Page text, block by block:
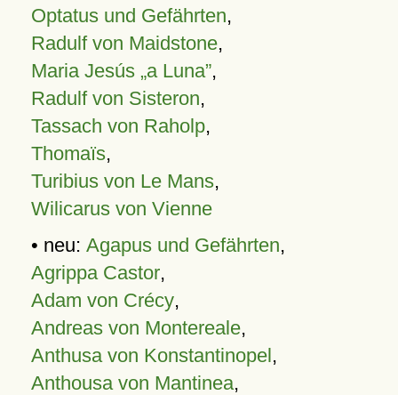
Optatus und Gefährten,
Radulf von Maidstone,
Maria Jesús „a Luna”,
Radulf von Sisteron,
Tassach von Raholp,
Thomaïs,
Turibius von Le Mans,
Wilicarus von Vienne
• neu: Agapus und Gefährten,
Agrippa Castor,
Adam von Crécy,
Andreas von Montereale,
Anthusa von Konstantinopel,
Anthousa von Mantinea,